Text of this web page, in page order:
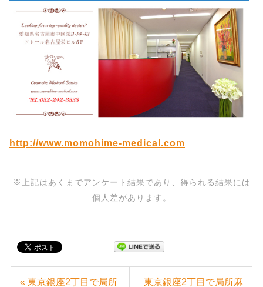
http://www.momohime-medical.com
※上記はあくまでアンケート結果であり、得られる結果には
個人差があります。
« 東京銀座2丁目で局所
東京銀座2丁目で局所麻